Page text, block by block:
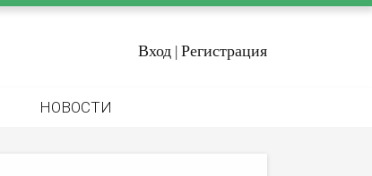
Вход | Регистрация
НОВОСТИ